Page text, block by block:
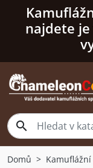
najdete je

Domů